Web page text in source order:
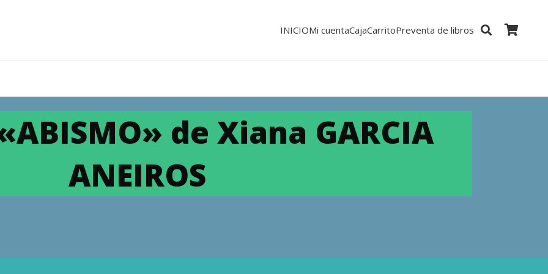
INICIOMi cuentaCajaCarritoPreventa de libros
de Xiana GARCIA
ANEIROS